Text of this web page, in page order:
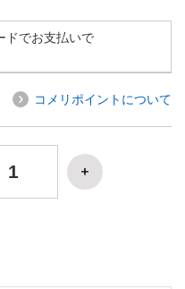
ドでお支払いで
コメリポイントについて